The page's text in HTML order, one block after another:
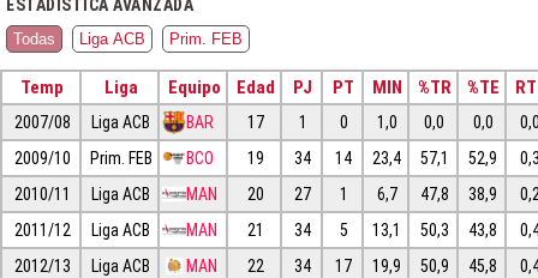
ESTADÍSTICA AVANZADA
Todas Liga ACB Prim. FEB
Temp Liga Equipo Edad PJ PT MIN %TR %TE
2007/08 Liga ACB BAR 17 1 0 1,0 0,0 0,0
2009/10
Prim. FEB BCO 19 34 14 23,4 57,1 52,9
2010/11
Liga ACB MAN 20 27 1 6,7 47,8 38,9
2011/12
Liga ACB MAN 21 34 5 13,1 50,3 43,8
2012/13
Liga ACB MAN 22 34 17 19,9 50,9 45,8